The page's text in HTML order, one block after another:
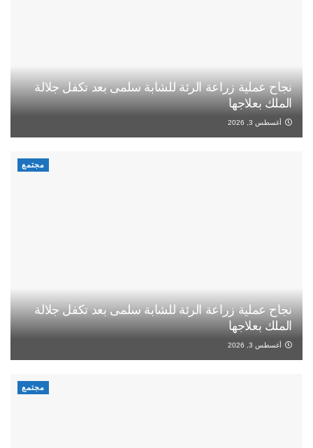
نجاح عملية زراعة الرئة للشابة سلمى بعد تكفل جلالة
الملك بعلاجها
أغسطس 3, 2026
مجتمع
نجاح عملية زراعة الرئة للشابة سلمى بعد تكفل جلالة
الملك بعلاجها
أغسطس 3, 2026
مجتمع